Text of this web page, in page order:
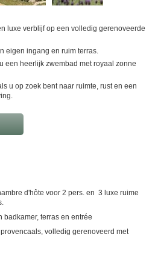
luxe verblijf op een volledig gerenoveerde
eigen ingang en ruim terras.
een heerlijk zwembad met royaal zonne
u op zoek bent naar ruimte, rust en een
d'hôte voor 2 pers. en 3 luxe ruime
badkamer, terras en entrée
volledig gerenoveerd met